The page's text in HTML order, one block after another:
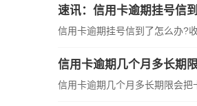
速讯：信用卡逾期挂号信
信用卡逾期挂号信到了怎么办?
信用卡逾期几个月多长期
信用卡逾期几个月多长期限会